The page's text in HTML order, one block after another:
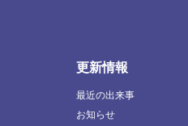
更新情報
最近の出来事
お知らせ